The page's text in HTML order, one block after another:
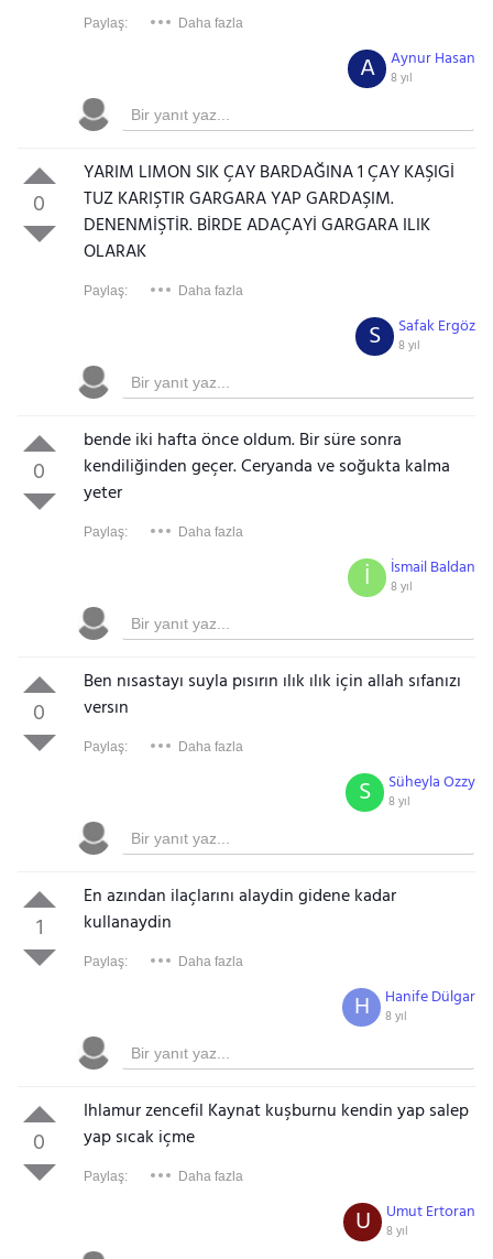
Paylaş: Daha fazla
Aynur Hasan
8 yıl
A
0
YARIM LIMON SIK ÇAY BARDAĞINA 1 ÇAY KAŞIGİ
TUZ KARIŞTIR GARGARA YAP GARDAŞIM.
DENENMİŞTİR. BİRDE ADAÇAYİ GARGARA ILIK
OLARAK
Paylaş: Daha fazla
Safak Ergöz
8 yıl
S
0
bende iki hafta önce oldum. Bir süre sonra
kendiliğinden geçer. Ceryanda ve soğukta kalma
yeter
Paylaş: Daha fazla
İsmail Baldan
8 yıl
İ
0
Ben nısastayı suyla pısırın ılık ılık için allah sıfanızı
versın
Paylaş: Daha fazla
Süheyla Ozzy
8 yıl
S
1
En azından ilaçlarını alaydin gidene kadar
kullanaydin
Paylaş: Daha fazla
Hanife Dülgar
8 yıl
H
0
Ihlamur zencefil Kaynat kuşburnu kendin yap salep
yap sıcak içme
Paylaş: Daha fazla
Umut Ertoran
8 yıl
U